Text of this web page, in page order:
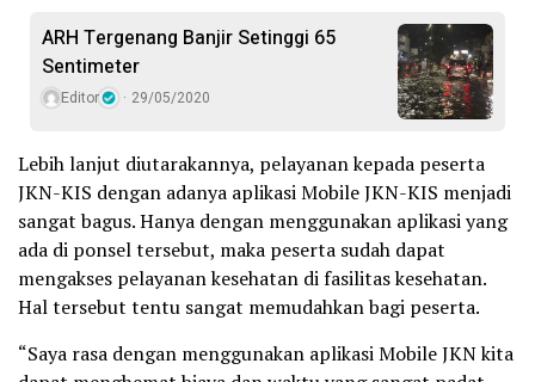
ARH Tergenang Banjir Setinggi 65
Sentimeter
Editor 29/05/2020
Lebih lanjut diutarakannya, pelayanan kepada peserta
JKN-KIS dengan adanya aplikasi Mobile JKN-KIS menjadi
sangat bagus. Hanya dengan menggunakan aplikasi yang
ada di ponsel tersebut, maka peserta sudah dapat
mengakses pelayanan kesehatan di fasilitas kesehatan.
Hal tersebut tentu sangat memudahkan bagi peserta.
“Saya rasa dengan menggunakan aplikasi Mobile JKN kita